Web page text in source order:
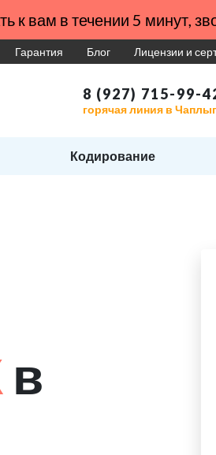
к вам в течении 5 минут,
Гарантия Блог Лицензии и
8 (927) 715-99-
горячая линия в
Кодирование
в